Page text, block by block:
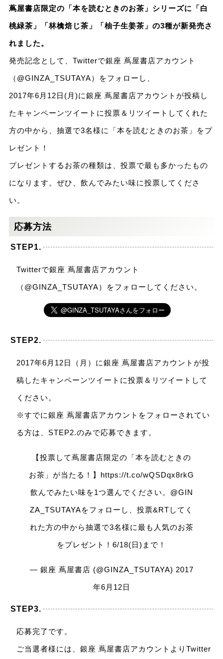
蔦屋書店限定の「本を読むときのお茶」シリーズに「白
桃緑茶」「林檎焙じ茶」「柚子生姜茶」の3種が新発売さ
れました。
発売記念として、Twitterで銀座 蔦屋書店アカウント
（@GINZA_TSUTAYA）をフォローし、
2017年6月12日(月)に銀座 蔦屋書店アカウントが投稿し
たキャンペーンツイートに投票＆リツイートしてくれた
方の中から、抽選で3名様に「本を読むときのお茶」をプ
レゼント！
プレゼントするお茶の種類は、投票で最も多かったもの
になります。ぜひ、飲んでみたい味に投票してくださ
い。
応募方法
STEP1.
Twitterで銀座 蔦屋書店アカウント
（@GINZA_TSUTAYA）をフォローしてください。
STEP2.
2017年6月12日（月）に銀座 蔦屋書店アカウントが投
稿したキャンペーンツイートに投票＆リツイートして
ください。
※すでに銀座 蔦屋書店アカウントをフォローされてい
る方は、STEP2.のみで応募できます。
【投票して蔦屋書店限定の「本を読むときの
お茶」が当たる！】 https://t.co/wQSDqx8rkG
飲んでみたい味を1つ選んでください。 @GIN
ZA_TSUTAYAをフォローし、投票&RTしてく
れた方の中から抽選で3名様に最も人気のお茶
をプレゼント！6/18(日)まで！
— 銀座 蔦屋書店 (@GINZA_TSUTAYA) 2017
年6月12日
STEP3.
応募完了です。
ご当選者様には、銀座 蔦屋書店アカウントよりTwitter